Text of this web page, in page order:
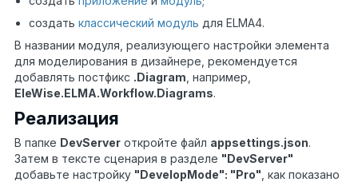
создать классический модуль для ELMA4.
В названии модуля, реализующего настройки элемента
для моделирования в дизайнере, рекомендуется
добавлять постфикс .Diagram , например,
EleWise.ELMA.Workflow.Diagrams.
Реализация
В папке DevServer откройте файл appsettings.json.
Затем в тексте сценария в разделе "DevServer"
добавьте настройку "DevelopMode": "Pro" , как показано